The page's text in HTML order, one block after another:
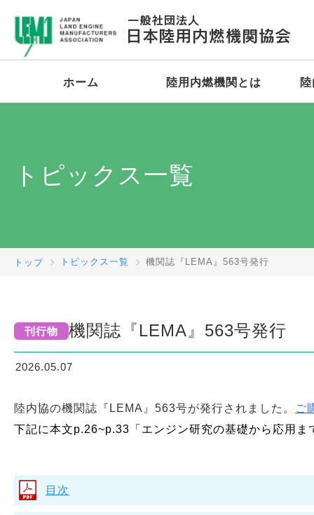
ホーム 陸用内燃機関とは
トピックス一覧
トップ トピックス一覧 機関誌『LEMA』563号発行
刊行物 機関誌『LEMA』563号発行
2026.05.07
陸内協の機関誌『LEMA』563号が発行されました。
ご
下記に本⽂p.26~p.33「エンジン研究の基礎から応⽤ま
目次